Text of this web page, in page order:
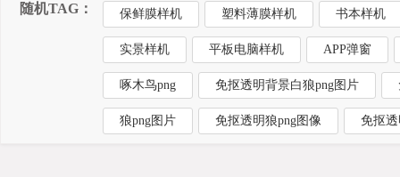
随机TAG： 保鲜膜样机 塑料薄膜样机 书本样机
实景样机 平板电脑样机 APP弹窗
啄木鸟png 免抠透明背景白狼png图片
狼png图片 免抠透明狼png图像 免抠透